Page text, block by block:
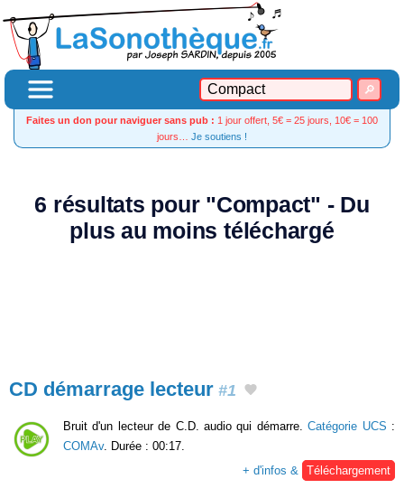
Faites un don pour naviguer sans pub : 1 jour offert, 5€ = 25 jours, 10€ = 100
jours… Je soutiens !
6 résultats pour "Compact" - Du
plus au moins téléchargé
CD démarrage lecteur #1
Bruit d'un lecteur de C.D. audio qui démarre.Catégorie UCS :
COMAv. Durée : 00:17.
+ d'infos &
Téléchargement